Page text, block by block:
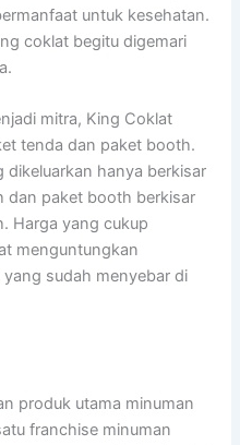
untuk kesehatan.
coklat begitu digemari
mitra, King Coklat
tenda dan paket booth.
hanya berkisar
dan paket booth berkisar
Harga yang cukup
menguntungkan
sudah menyebar di
produk utama minuman
franchise minuman